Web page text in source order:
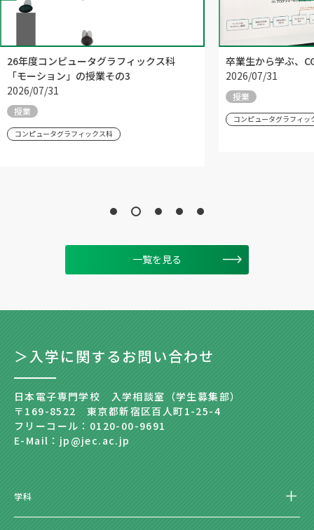
26年度コンピュータグラフィックス科
「モーション」の授業その3
2026/07/31
授業
コンピュータグラフィックス科
卒業生から学ぶ、
2026/07/31
授業
コンピュータグラフィッ
一覧を見る
＞入学に関するお問い合わせ
日本電子専門学校 入学相談室（学生募集部）
〒169-8522 東京都新宿区百人町1-25-4
フリーコール：0120-00-9691
E-Mail：jp@jec.ac.jp
学科